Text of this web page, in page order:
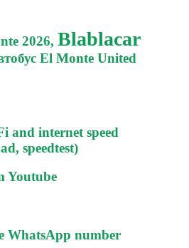
2026, Blablacar
El Monte United
and internet speed
speedtest)
Youtube
WhatsApp number